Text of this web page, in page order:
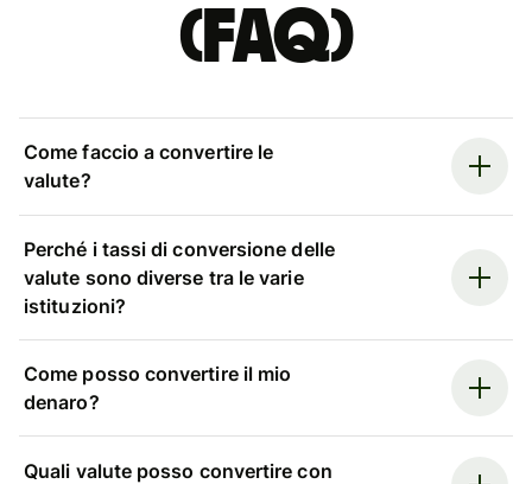
(FAQ)
Come faccio a convertire le
valute?
Perché i tassi di conversione delle
valute sono diverse tra le varie
istituzioni?
Come posso convertire il mio
denaro?
Quali valute posso convertire con